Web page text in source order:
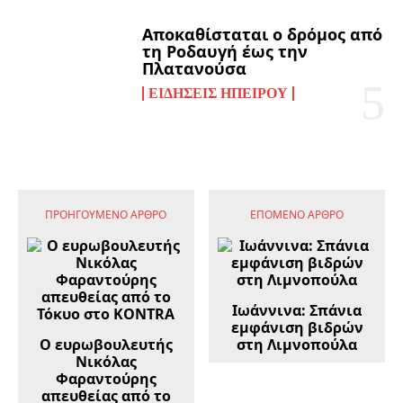
Αποκαθίσταται ο δρόμος από
τη Ροδαυγή έως την
Πλατανούσα
ΕΙΔΉΣΕΙΣ ΗΠΕΊΡΟΥ
ΠΡΟΗΓΟΎΜΕΝΟ ΆΡΘΡΟ
Ο ευρωβουλευτής
Νικόλας
Φαραντούρης
απευθείας από το
ΕΠΌΜΕΝΟ ΆΡΘΡΟ
Ιωάννινα: Σπάνια
εμφάνιση βιδρών
στη Λιμνοπούλα